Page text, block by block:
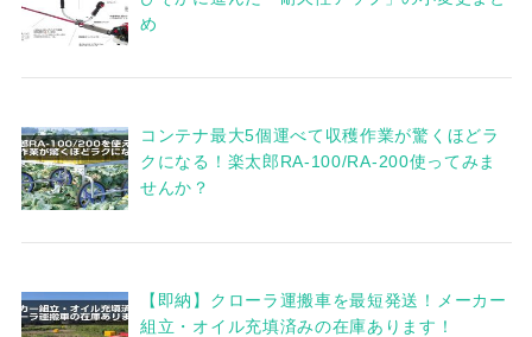
め
コンテナ最大5個運べて収穫作業が驚くほどラ
クになる！楽太郎RA-100/RA-200使ってみま
せんか？
【即納】クローラ運搬車を最短発送！メーカー
組立・オイル充填済みの在庫あります！